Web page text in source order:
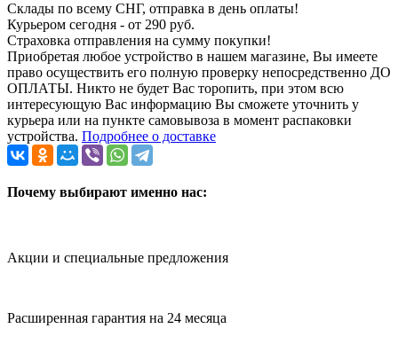
Склады по всему СНГ, отправка в день оплаты!
Курьером сегодня - от 290 руб.
Страховка отправления на сумму покупки!
Приобретая любое устройство в нашем магазине, Вы имеете
право осуществить его полную проверку непосредственно ДО
ОПЛАТЫ. Никто не будет Вас торопить, при этом всю
интересующую Вас информацию Вы сможете уточнить у
курьера или на пункте самовывоза в момент распаковки
устройства. Подробнее о доставке
Почему выбирают именно нас:
Акции и специальные предложения
Расширенная гарантия на 24 месяца